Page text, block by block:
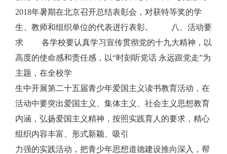
2018年暑期在北京召开总结表彰会，对获特等奖的学
生、教师和组织单位的代表进行表彰。 八、活动要
求 各学校要认真学习宣传贯彻党的十九大精神，以
高度的使命感和责任感，以“时刻听党话 永远跟党走”为
主题，在全校学
生中开展第二十五届青少年爱国主义读书教育活动，在
活动中要突出爱国主义、集体主义、社会主义思想教育
内涵，弘扬爱国主义精神，按照实践育人的要求，精心
组织内容丰富、形式新颖、吸引
力强的实践活动，把青少年思想道德建设推向深入，帮